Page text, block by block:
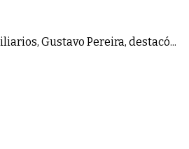
Gustavo Pereira, destacó...